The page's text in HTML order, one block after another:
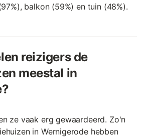
balkon (59%) en tuin (48%).
reizigers de
meestal in
ze vaak erg gewaardeerd. Zo'n
in Wernigerode hebben